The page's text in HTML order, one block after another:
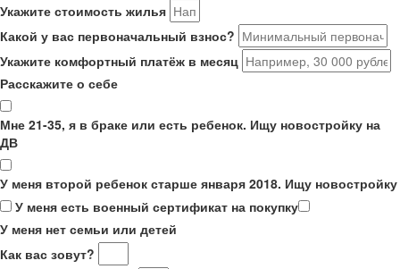
Укажите стоимость жилья
Какой у вас первоначальный взнос?
Укажите комфортный платёж в месяц
Расскажите о себе
Мне 21-35, я в браке или есть ребенок. Ищу новостройку на
ДВ
У меня второй ребенок старше января 2018. Ищу новостройку
У меня есть военный сертификат на покупку
У меня нет семьи или детей
Как вас зовут?